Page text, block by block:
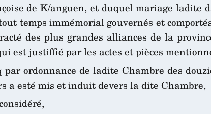
de K/anguen, et duquel mariage ladite
temps immémorial gouvernés et
des plus grandes alliances de la
est justiffié par les actes et pièces
ordonnance de ladite Chambre des
a esté mis et induit devers la dite Chambre,